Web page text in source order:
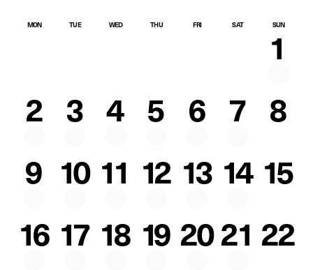
MON TUE WED THU FRI SAT SUN
1
2 3 4 5 6 7 8
9 10 11 12 13 14 15
16 17 18 19 2021 22